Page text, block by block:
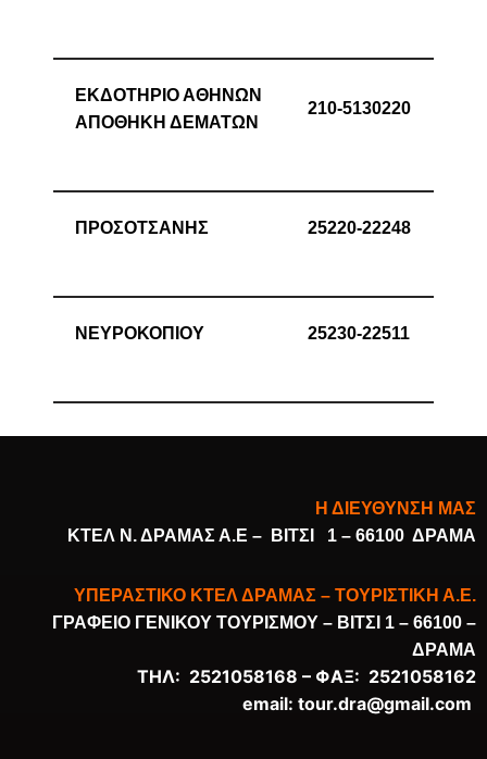
ΕΚΔΟΤΗΡΙΟ ΑΘΗΝΩΝ
ΑΠΟΘΗΚΗ ΔΕΜΑΤΩΝ
210-5130220
ΠΡΟΣΟΤΣΑΝΗΣ 25220-22248
ΝΕΥΡΟΚΟΠΙΟΥ 25230-22511
Η ΔΙΕΥΘΥΝΣΗ ΜΑΣ
ΚΤΕΛ Ν. ΔΡΑΜΑΣ Α.Ε –
ΒΙΤΣΙ 1 – 66100 ΔΡΑΜΑ
ΥΠΕΡΑΣΤΙΚΟ ΚΤΕΛ ΔΡΑΜΑΣ – ΤΟΥΡΙΣΤΙΚΗ Α.Ε.
ΓΡΑΦΕΙΟ ΓΕΝΙΚΟΥ ΤΟΥΡΙΣΜΟΥ – ΒΙΤΣΙ 1 – 66100 –
ΔΡΑΜΑ
ΤΗΛ: 2521058168 – ΦΑΞ: 2521058162
email: tour.dra@gmail.com